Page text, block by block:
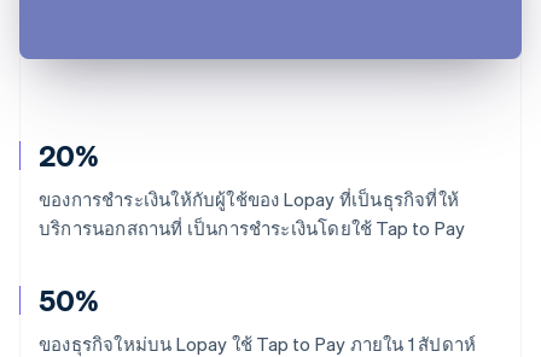
20%
ของการชำระเงินให้กับผู้ใช้ของ Lopay ที่เป็นธุรกิจที่ให้
บริการนอกสถานที่ เป็นการชำระเงินโดยใช้ Tap to Pay
50%
ของธุรกิจใหม่บน Lopay ใช้ Tap to Pay ภายใน 1 สัปดาห์